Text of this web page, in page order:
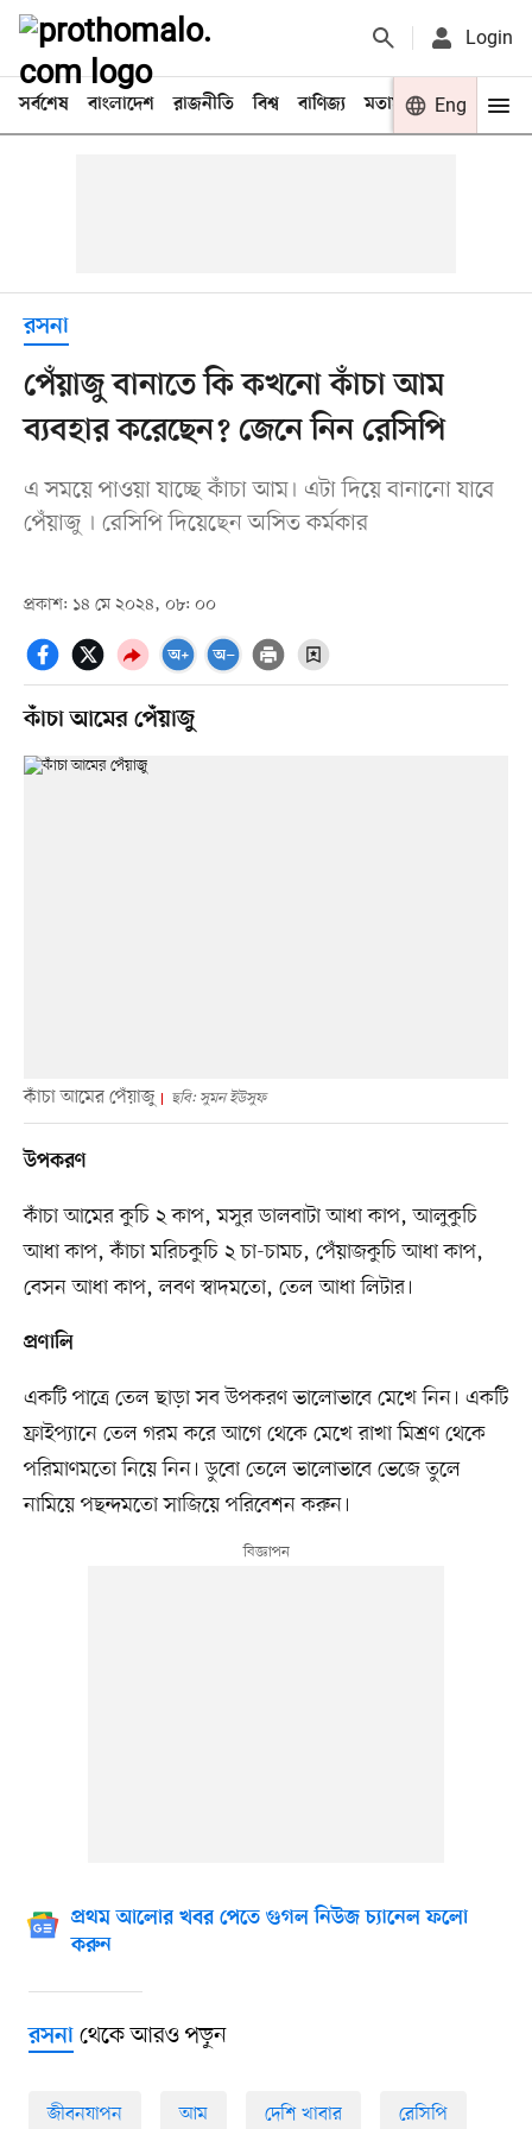
Login
সর্বশেষ বাংলাদেশ রাজনীতি বিশ্ব বাণিজ্য মতামত খেলা
Eng
রসনা
পেঁয়াজু বানাতে কি কখনো কাঁচা আম
ব্যবহার করেছেন? জেনে নিন রেসিপি
এ সময়ে পাওয়া যাচ্ছে কাঁচা আম। এটা দিয়ে বানানো যাবে
পেঁয়াজু । রেসিপি দিয়েছেন অসিত কর্মকার
প্রকাশ: ১৪ মে ২০২৪, ০৮: ০০
কাঁচা আমের পেঁয়াজু
কাঁচা আমের পেঁয়াজু ছবি: সুমন ইউসুফ
উপকরণ
কাঁচা আমের কুচি ২ কাপ, মসুর ডালবাটা আধা কাপ, আলুকুচি
আধা কাপ, কাঁচা মরিচকুচি ২ চা-চামচ, পেঁয়াজকুচি আধা কাপ,
বেসন আধা কাপ, লবণ স্বাদমতো, তেল আধা লিটার।
প্রণালি
একটি পাত্রে তেল ছাড়া সব উপকরণ ভালোভাবে মেখে নিন। একটি
ফ্রাইপ্যানে তেল গরম করে আগে থেকে মেখে রাখা মিশ্রণ থেকে
পরিমাণমতো নিয়ে নিন। ডুবো তেলে ভালোভাবে ভেজে তুলে
নামিয়ে পছন্দমতো সাজিয়ে পরিবেশন করুন।
প্রথম আলোর খবর পেতে গুগল নিউজ চ্যানেল ফলো
করুন
রসনাথেকে আরও পড়ুন
জীবনযাপন আম দেশি খাবার রেসিপি